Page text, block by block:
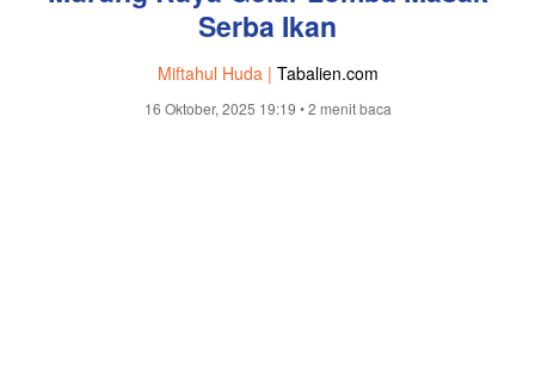
Serba Ikan
Miftahul Huda | Tabalien.com
16 Oktober, 2025 19:19 • 2 menit baca